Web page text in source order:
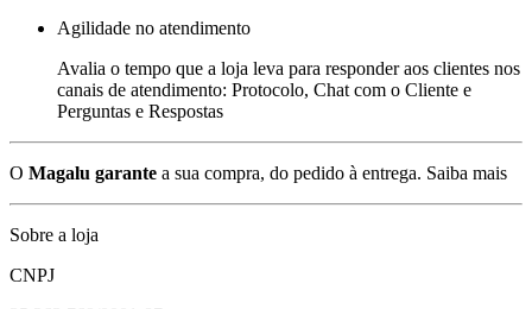
Agilidade no atendimento
Avalia o tempo que a loja leva para responder aos clientes nos
canais de atendimento: Protocolo, Chat com o Cliente e
Perguntas e Respostas
O Magalu garante a sua compra, do pedido à entrega. Saiba mais
Sobre a loja
CNPJ